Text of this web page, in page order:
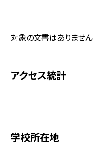
対象の文書はありません
アクセス統計
学校所在地